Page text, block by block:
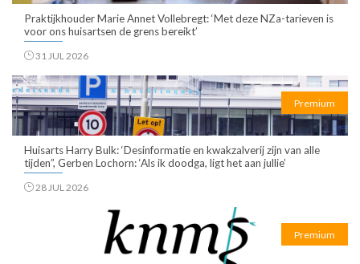
Praktijkhouder Marie Annet Vollebregt: ‘Met deze NZa-tarieven is
voor ons huisartsen de grens bereikt’
31 JUL 2026
Premium
Huisarts Harry Bulk: ‘Desinformatie en kwakzalverij zijn van alle
tijden”, Gerben Lochorn: ‘Als ik doodga, ligt het aan jullie’
28 JUL 2026
Premium